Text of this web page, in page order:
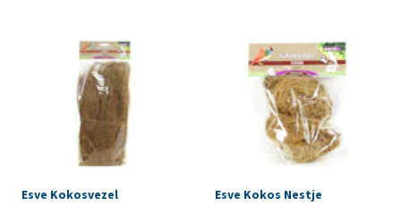
Esve Kokosvezel
Esve Kokos Nestje